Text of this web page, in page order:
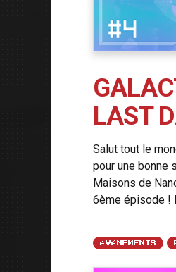
LAST
Salut tout le
pour une bonne
Maisons de
6ème épisode !
ÉVÉNEMENTS